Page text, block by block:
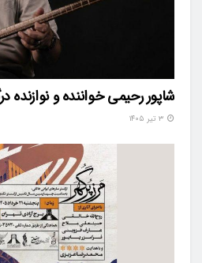
شاپور رحیمی خواننده و نوازنده